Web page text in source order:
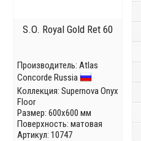
S.O. Royal Gold Ret 60
Производитель: Atlas
Concorde Russia
Коллекция: Supernova Onyx
Floor
Размер: 600x600 мм
Поверхность: матовая
Артикул: 10747